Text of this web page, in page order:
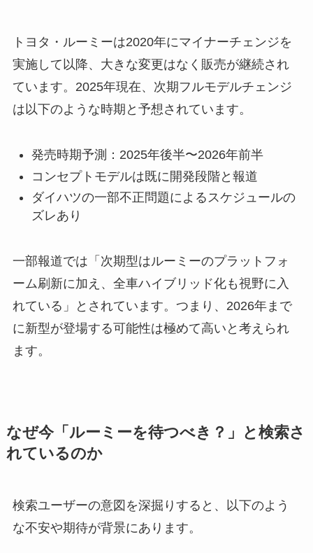
トヨタ・ルーミーは2020年にマイナーチェンジを
実施して以降、大きな変更はなく販売が継続され
ています。2025年現在、次期フルモデルチェンジ
は以下のような時期と予想されています。
発売時期予測：2025年後半〜2026年前半
コンセプトモデルは既に開発段階と報道
ダイハツの一部不正問題によるスケジュールの
ズレあり
一部報道では「次期型はルーミーのプラットフォ
ーム刷新に加え、全車ハイブリッド化も視野に入
れている」とされています。つまり、2026年まで
に新型が登場する可能性は極めて高いと考えられ
ます。
なぜ今「ルーミーを待つべき？」と検索さ
れているのか
検索ユーザーの意図を深掘りすると、以下のよう
な不安や期待が背景にあります。